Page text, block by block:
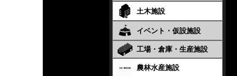
土木施設
イベント・仮設施設
工場・倉庫・生産施設
農林水産施設